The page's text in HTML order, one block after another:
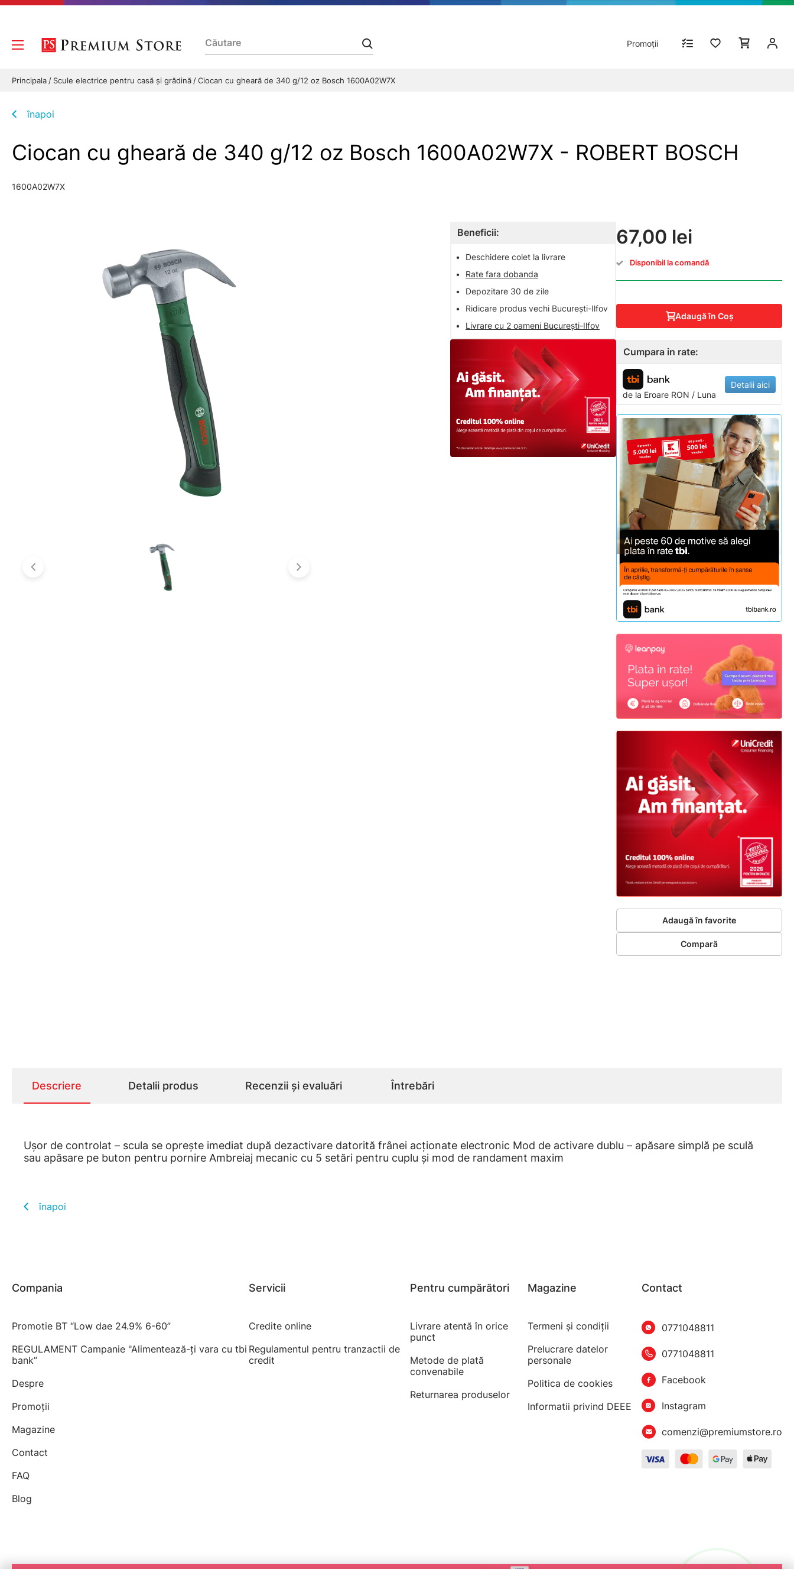
Promoții
Principala Scule electrice pentru casă și grădină Ciocan cu gheară de 340 g/12 oz Bosch 1600A02W7X
înapoi
Ciocan cu gheară de 340 g/12 oz Bosch 1600A02W7X - ROBERT BOSCH
1600A02W7X
Beneficii:
•
Deschidere colet la livrare
•
Rate fara dobanda
•
Depozitare 30 de zile
•
Ridicare produs vechi București-Ilfov
•
Livrare cu 2 oameni București-Ilfov
67,00 lei
Disponibil la comandă
Adaugă în Coş
Cumpara in rate:
de la Eroare RON / Luna
Detalii aici
Adaugă în favorite
Compară
Descriere Detalii produs Recenzii și evaluări Întrebări
Uşor de controlat – scula se opreşte imediat după dezactivare datorită frânei acţionate electronic Mod de activare dublu – apăsare simplă pe sculă
sau apăsare pe buton pentru pornire Ambreiaj mecanic cu 5 setări pentru cuplu şi mod de randament maxim
înapoi
Compania
Promotie BT “Low dae 24.9% 6-60”
REGULAMENT Campanie "Alimentează-ți vara cu tbi
bank”
Despre
Promoții
Magazine
Contact
FAQ
Blog
Servicii
Credite online
Regulamentul pentru tranzactii de
credit
Pentru cumpărători
Livrare atentă în orice
punct
Metode de plată
convenabile
Returnarea produselor
Magazine
Termeni şi condiţii
Prelucrare datelor
personale
Politica de cookies
Informatii privind DEEE
Contact
0771048811
0771048811
Facebook
Instagram
comenzi@premiumstore.ro